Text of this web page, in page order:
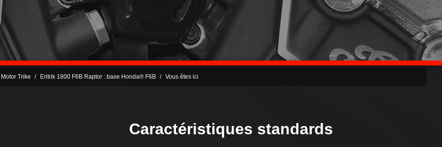
Trike Eritrik 1800 F6B Raptor : base Honda® F6B Vous êtes ici
Caractéristiques standards